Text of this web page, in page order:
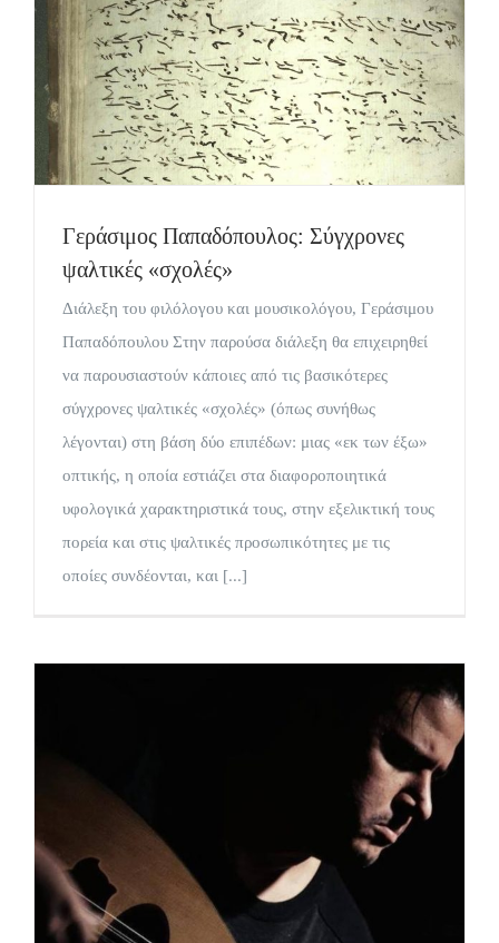
Γεράσιμος Παπαδόπουλος: Σύγχρονες
ψαλτικές «σχολές»
Διάλεξη του φιλόλογου και μουσικολόγου, Γεράσιμου
Παπαδόπουλου Στην παρούσα διάλεξη θα επιχειρηθεί
να παρουσιαστούν κάποιες από τις βασικότερες
σύγχρονες ψαλτικές «σχολές» (όπως συνήθως
λέγονται) στη βάση δύο επιπέδων: μιας «εκ των έξω»
οπτικής, η οποία εστιάζει στα διαφοροποιητικά
υφολογικά χαρακτηριστικά τους, στην εξελικτική τους
πορεία και στις ψαλτικές προσωπικότητες με τις
οποίες συνδέονται, και [...]